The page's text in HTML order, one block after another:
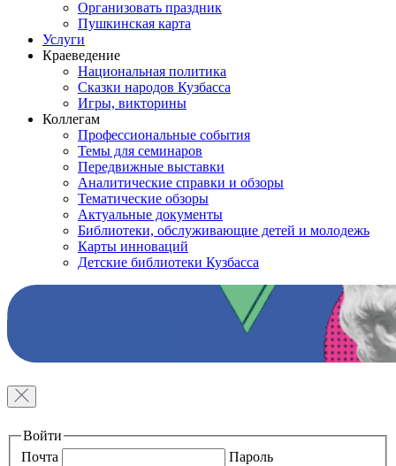
Организовать праздник
Пушкинская карта
Услуги
Краеведение
Национальная политика
Сказки народов Кузбасса
Игры, викторины
Коллегам
Профессиональные события
Темы для семинаров
Передвижные выставки
Аналитические справки и обзоры
Тематические обзоры
Актуальные документы
Библиотеки, обслуживающие детей и молодежь
Карты инноваций
Детские библиотеки Кузбасса
Войти
Почта
Пароль